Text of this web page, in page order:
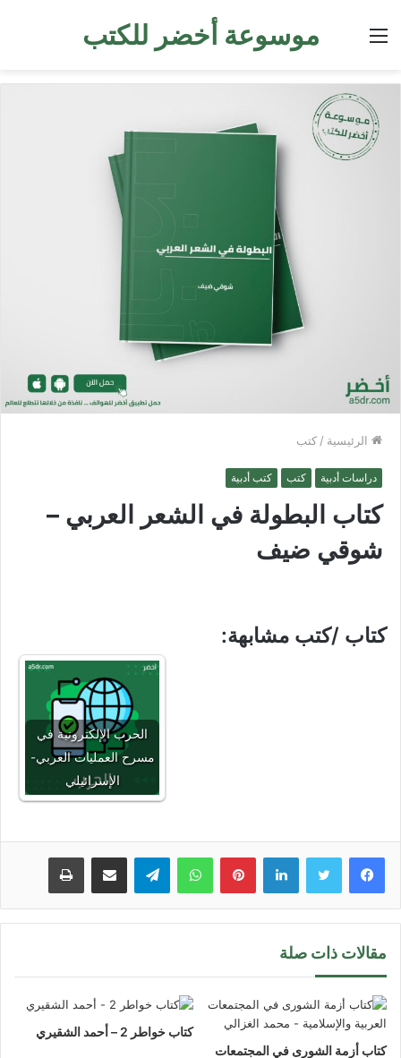
موسوعة أخضر للكتب القائمة
الرئيسية / كتب
دراسات أدبية كتب كتب أدبية
كتاب البطولة في الشعر العربي –
شوقي ضيف
كتاب /كتب مشابهة:
الحرب الإلكترونية في
مسرح العمليات العربي-
الإسرائيلي
لينكدإن بينتيريستواتساب تيلقرام مشاركة عبر البريد طباعة
مقالات ذات صلة
كتاب أزمة الشورى في المجتمعات
كتاب خواطر 2 – أحمد الشقيري